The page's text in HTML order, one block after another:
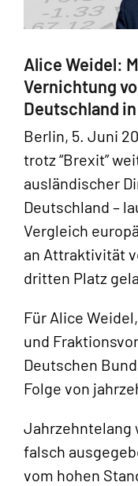
Alice Weidel:
Vernichtung
Deutschland
Berlin, 5. Juni
trotz “Brexit”
ausländischer
Deutschland –
Vergleich
an Attraktivität
dritten Platz
Für Alice
und
Deutschen
Folge von
Jahrzehntelang
falsch
vom hohen